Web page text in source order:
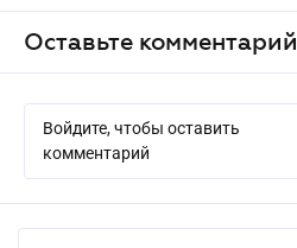
Оставьте комментарий
Войдите, чтобы оставить
комментарий